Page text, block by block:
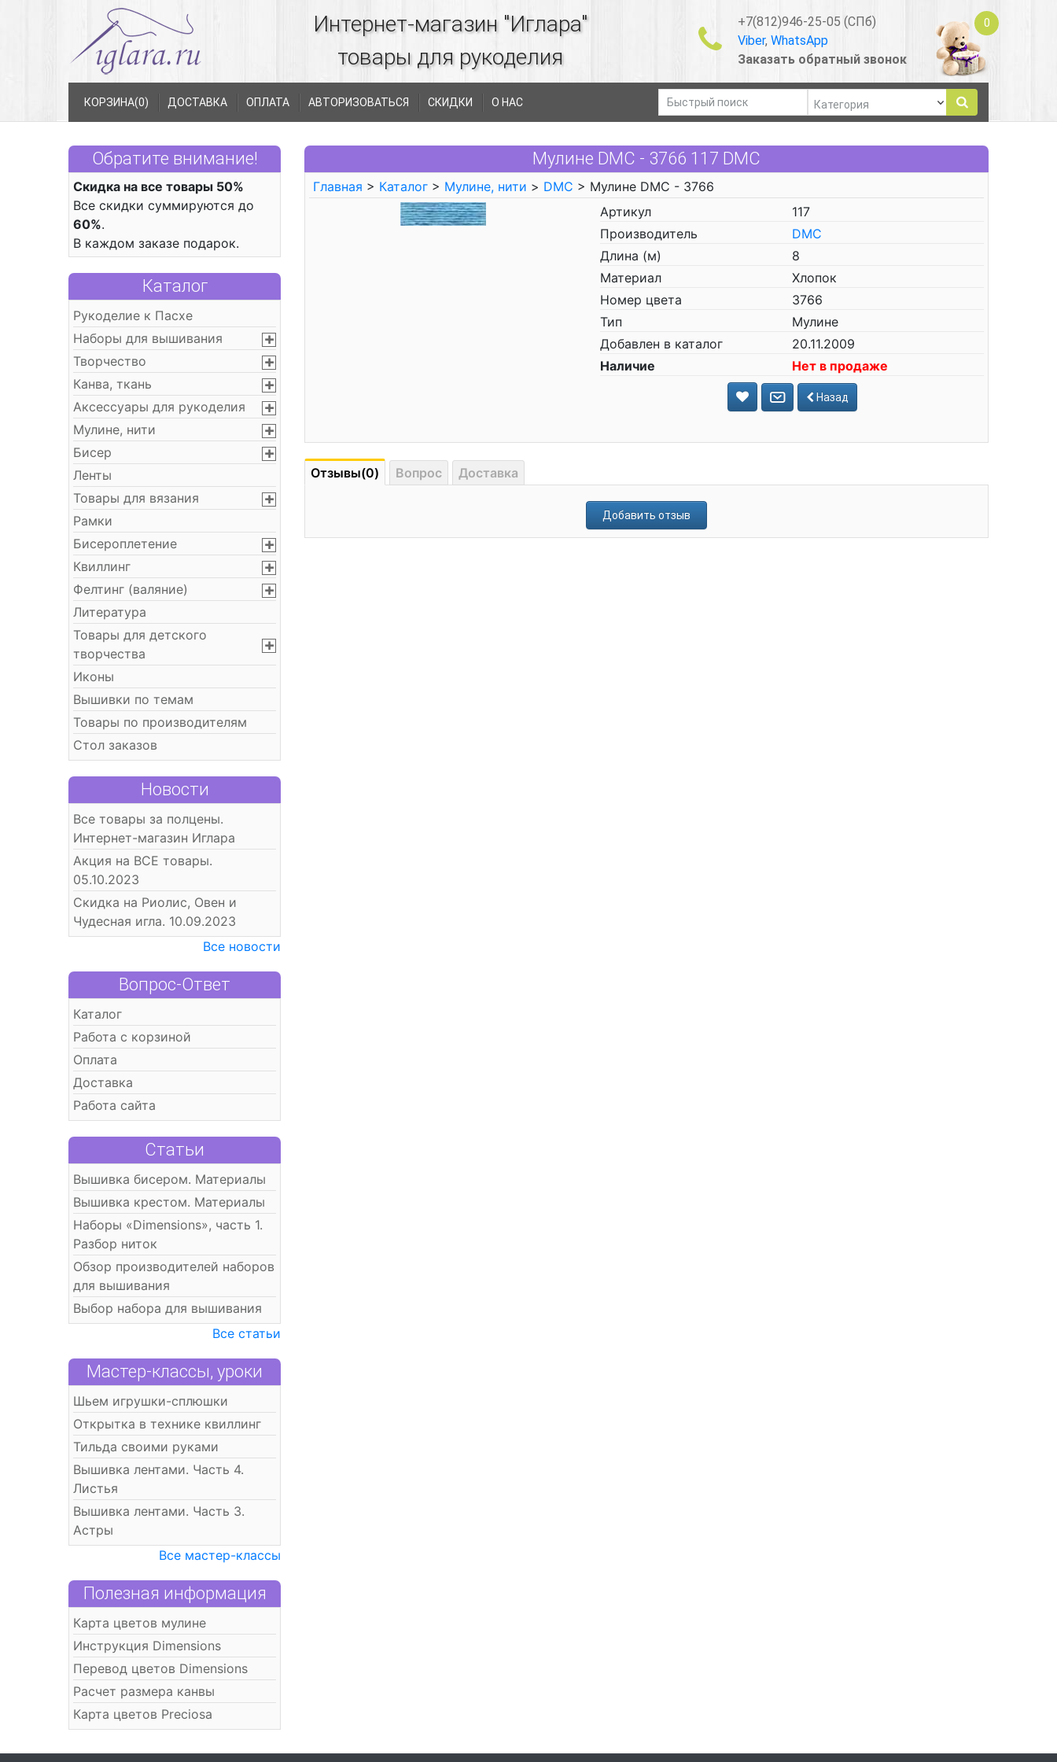
Интернет-магазин "Иглара"
товары для рукоделия
+7(812)946-25-05 (СПб)
Viber, WhatsApp
Заказать обратный звонок
0
КОРЗИНА(0) ДОСТАВКА ОПЛАТА АВТОРИЗОВАТЬСЯ СКИДКИ О НАС
Обратите внимание!
Скидка на все товары 50%
Все скидки суммируются до
60%.
В каждом заказе подарок.
Каталог
Рукоделие к Пасхе
Наборы для вышивания
Творчество
Канва, ткань
Аксессуары для рукоделия
Мулине, нити
Бисер
Ленты
Товары для вязания
Рамки
Бисероплетение
Квиллинг
Фелтинг (валяние)
Литература
Товары для детского
творчества
Иконы
Вышивки по темам
Товары по производителям
Стол заказов
Новости
Все товары за полцены.
Интернет-магазин Иглара
Акция на ВСЕ товары.
05.10.2023
Скидка на Риолис, Овен и
Чудесная игла. 10.09.2023
Все новости
Вопрос-Ответ
Каталог
Работа с корзиной
Оплата
Доставка
Работа сайта
Статьи
Вышивка бисером. Материалы
Вышивка крестом. Материалы
Наборы «Dimensions», часть 1.
Разбор ниток
Обзор производителей наборов
для вышивания
Выбор набора для вышивания
Все статьи
Мастер-классы, уроки
Шьем игрушки-сплюшки
Открытка в технике квиллинг
Тильда своими руками
Вышивка лентами. Часть 4.
Листья
Вышивка лентами. Часть 3.
Астры
Все мастер-классы
Полезная информация
Карта цветов мулине
Инструкция Dimensions
Перевод цветов Dimensions
Расчет размера канвы
Карта цветов Preciosa
Мулине DMC - 3766 117 DMC
Главная > Каталог > Мулине, нити > DMC > Мулине DMC - 3766
Артикул
117
Производитель
DMC
Длина (м)
8
Материал
Хлопок
Номер цвета
3766
Тип
Мулине
Добавлен в каталог
20.11.2009
Наличие
Нет в продаже
Назад
Отзывы(0) Вопрос Доставка
Добавить отзыв